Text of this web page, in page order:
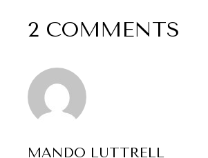
2 COMMENTS
MANDO LUTTRELL